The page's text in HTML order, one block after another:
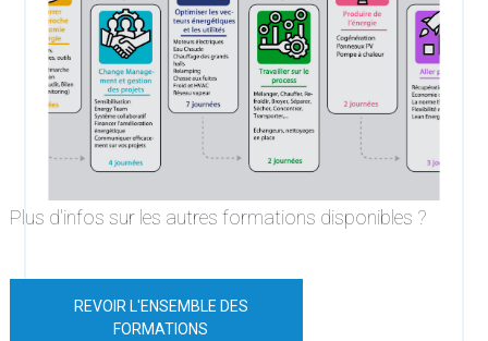
Plus d'infos sur les autres formations disponibles ?
REVOIR L'ENSEMBLE DES
FORMATIONS